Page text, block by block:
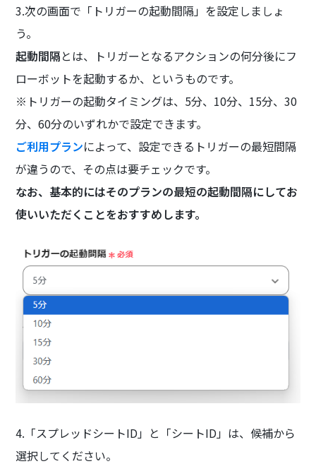
3.次の画面で「トリガーの起動間隔」を設定しましょ
う。
起動間隔とは、トリガーとなるアクションの何分後にフ
ローボットを起動するか、というものです。
※トリガーの起動タイミングは、5分、10分、15分、30
分、60分のいずれかで設定できます。
ご利用プランによって、設定できるトリガーの最短間隔
が違うので、その点は要チェックです。
なお、基本的にはそのプランの最短の起動間隔にしてお
使いいただくことをおすすめします。
4.「スプレッドシートID」と「シートID」は、候補から
選択してください。